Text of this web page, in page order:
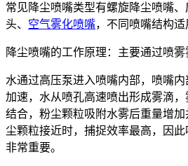
常见降尘喷嘴类型有螺旋降尘喷嘴
头、 空气雾化喷嘴，不同喷嘴结构适
降尘喷嘴的工作原理：主要通过喷
水通过高压泵进入喷嘴内部，喷嘴
加速，水从喷孔高速喷出形成雾滴
结合，粉尘颗粒吸附水雾后重量增
尘颗粒接近时，捕捉效率最高，因
非常重要。